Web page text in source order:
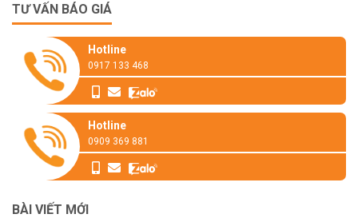
TƯ VẤN BÁO GIÁ
Hotline
0917 133 468
Hotline
0909 369 881
BÀI VIẾT MỚI